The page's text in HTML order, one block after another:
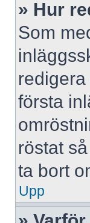
» Hur
Som
första
röstat
ta bort
Upp